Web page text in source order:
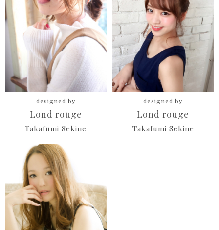
designed by
Lond rouge
Takafumi Sekine
designed by
Lond rouge
Takafumi Sekine